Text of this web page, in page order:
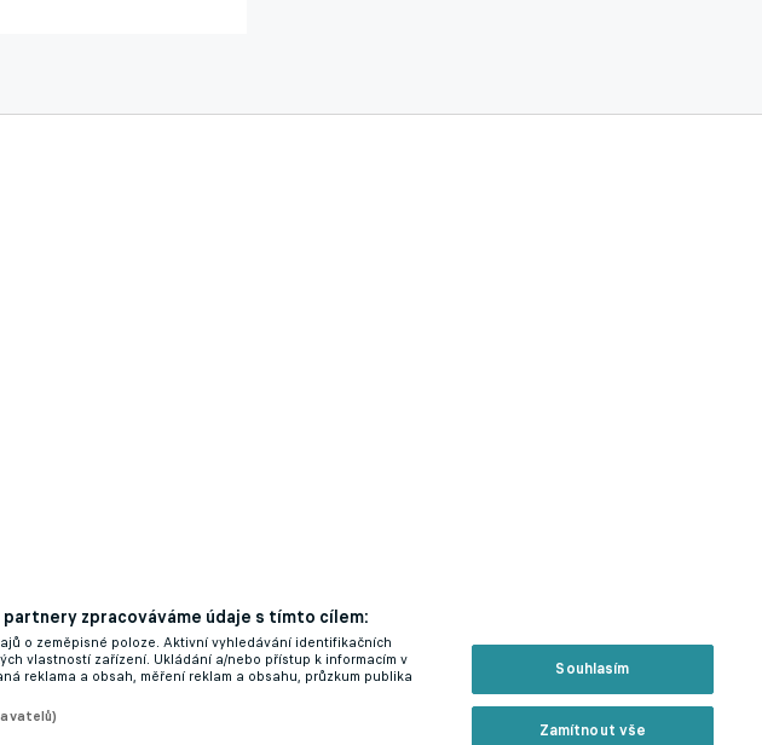
týmy jara
partnery zpracováváme údaje s tímto cílem:
o zeměpisné poloze. Aktivní vyhledávání identifikačních
vlastností zařízení. Ukládání a/nebo přístup k informacím v
reklama a obsah, měření reklam a obsahu, průzkum publika
Souhlasím
Zamítnout vše